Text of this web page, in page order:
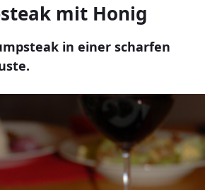
mit Honig
in einer scharfen